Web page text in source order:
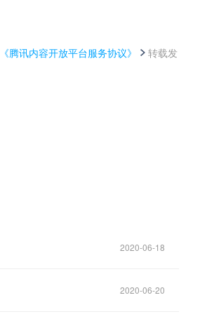
《腾讯内容开放平台服务协议》
转载发
2020-06-18
2020-06-20